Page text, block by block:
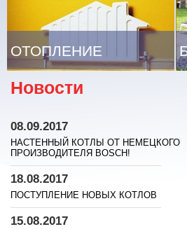
ОТОПЛЕНИЕ
Новости
08.09.2017
НАСТЕННЫЙ КОТЛЫ ОТ НЕМЕЦКОГО
ПРОИЗВОДИТЕЛЯ BOSСH!
18.08.2017
ПОСТУПЛЕНИЕ НОВЫХ КОТЛОВ
15.08.2017